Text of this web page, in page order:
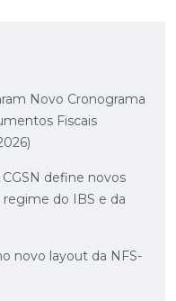
Novo Cronograma
Fiscais
define novos
regime do IBS e da
novo layout da NFS-